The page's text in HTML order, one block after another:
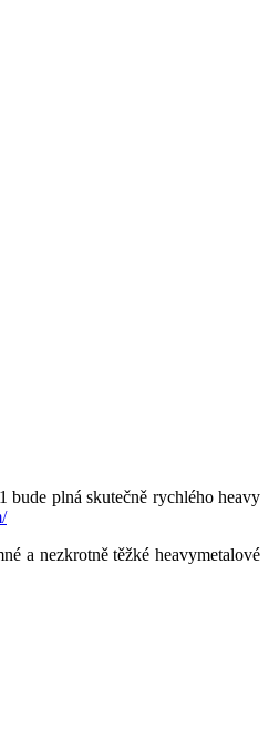
plná skutečně rychlého heavy
a nezkrotně těžké heavymetalové